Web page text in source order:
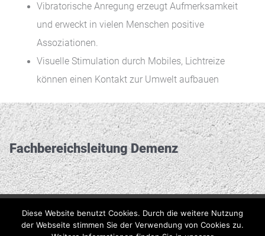
Vibratorische Anregung erzeugt Aufmerksamkeit
und erweckt in vielen Menschen positive
Assoziationen.
Visuelle Stimulation durch Mobiles, Lichtreize
können einen Kontakt zur Umwelt aufbauen
Fachbereichs­leitung Demenz
Impressum
Datenschutzerklärung
Diese Website benutzt Cookies. Durch die weitere Nutzung
der Webseite stimmen Sie der Verwendung von Cookies zu.